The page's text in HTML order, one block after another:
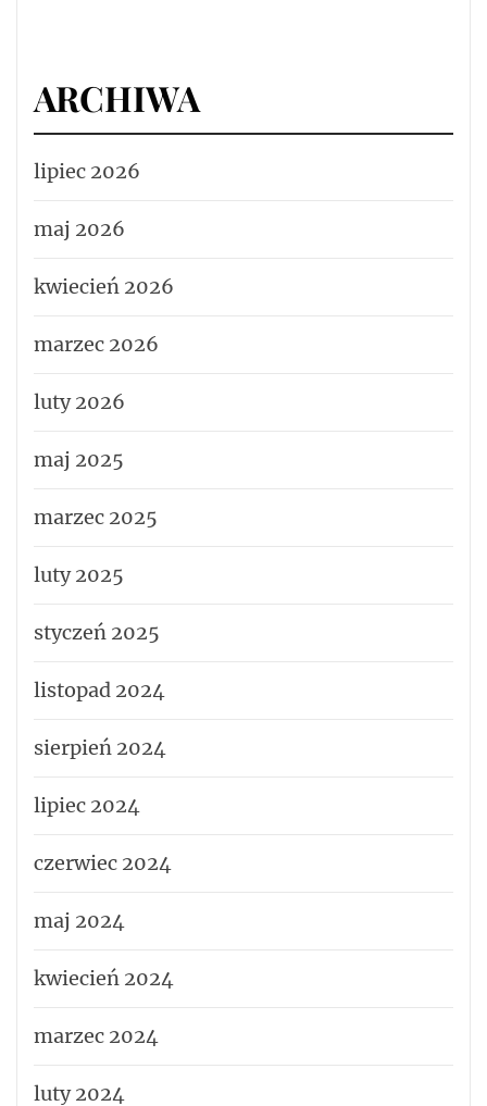
ARCHIWA
lipiec 2026
maj 2026
kwiecień 2026
marzec 2026
luty 2026
maj 2025
marzec 2025
luty 2025
styczeń 2025
listopad 2024
sierpień 2024
lipiec 2024
czerwiec 2024
maj 2024
kwiecień 2024
marzec 2024
luty 2024